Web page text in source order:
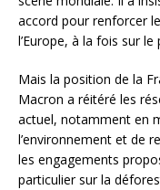
accord pour renforcer
l’Europe, à la fois sur
Mais la position de la
Macron a réitéré les
actuel, notamment en
l’environnement et de
les engagements
particulier sur la